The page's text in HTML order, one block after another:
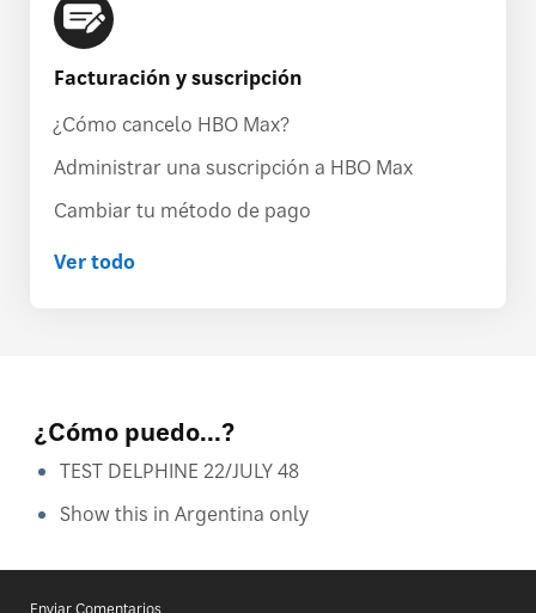
Facturación y suscripción
¿Cómo cancelo HBO Max?
Administrar una suscripción a HBO Max
Cambiar tu método de pago
Ver todo
¿Cómo puedo...?
TEST DELPHINE 22/JULY 48
Show this in Argentina only
Enviar Comentarios